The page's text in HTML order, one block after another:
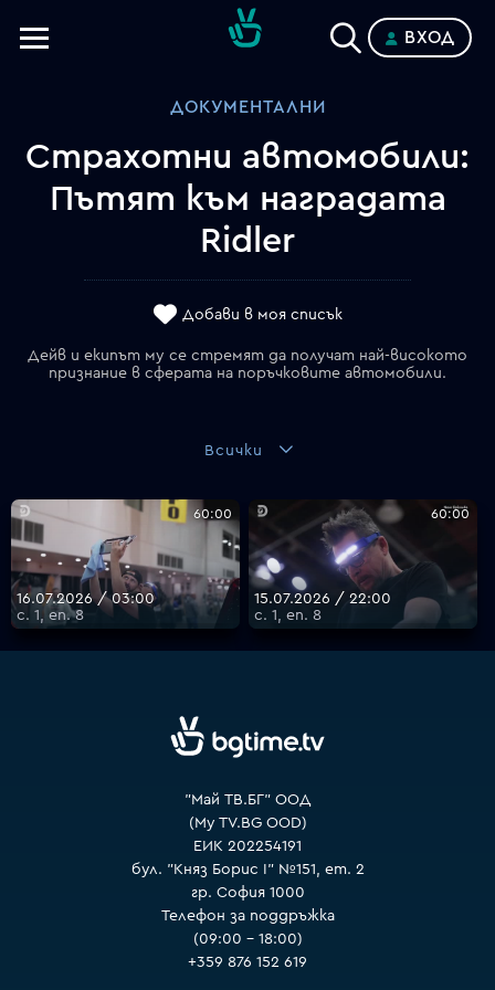
Планове
VOYO
ВХОД
ДОКУМЕНТАЛНИ
Страхотни автомобили:
Пътят към наградата
Ridler
Добави в моя списък
Дейв и екипът му се стремят да получат най-високото
признание в сферата на поръчковите автомобили.
Всички
60:00
16.07.2026 / 03:00
с. 1, еп. 8
60:00
15.07.2026 / 22:00
с. 1, еп. 8
"Май ТВ.БГ" ООД
(My TV.BG OOD)
ЕИК 202254191
бул. "Княз Борис I" №151, ет. 2
гр. София 1000
Телефон за поддръжка
(09:00 – 18:00)
+359 876 152 619